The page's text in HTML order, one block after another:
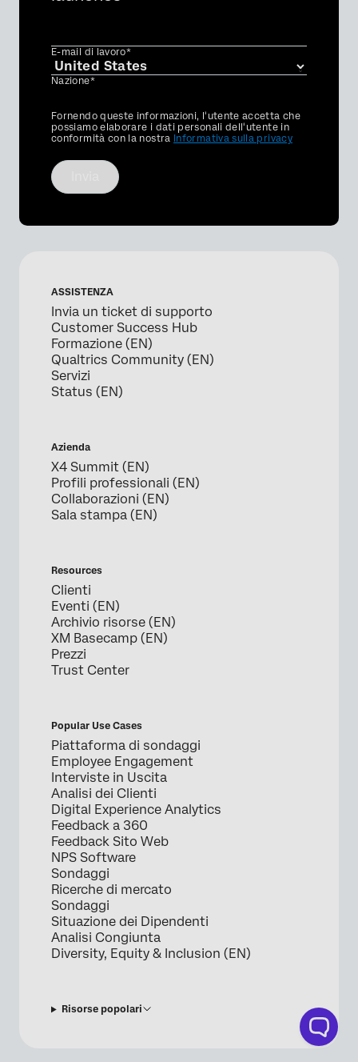
E-mail di lavoro*
Nazione*
Privacy
Optin
Fornendo queste informazioni, l'utente accetta che
possiamo elaborare i dati personali dell'utente in
conformità con la nostra Informativa sulla privacy
ASSISTENZA
Invia un ticket di supporto
Customer Success Hub
Formazione (EN)
Qualtrics Community (EN)
Servizi
Status (EN)
Azienda
X4 Summit (EN)
Profili professionali (EN)
Collaborazioni (EN)
Sala stampa (EN)
Resources
Clienti
Eventi (EN)
Archivio risorse (EN)
XM Basecamp (EN)
Prezzi
Trust Center
Popular Use Cases
Piattaforma di sondaggi
Employee Engagement
Interviste in Uscita
Analisi dei Clienti
Digital Experience Analytics
Feedback a 360
Feedback Sito Web
NPS Software
Sondaggi
Ricerche di mercato
Sondaggi
Situazione dei Dipendenti
Analisi Congiunta
Diversity, Equity & Inclusion (EN)
Risorse popolari